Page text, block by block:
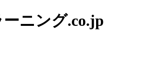
ニング.co.jp